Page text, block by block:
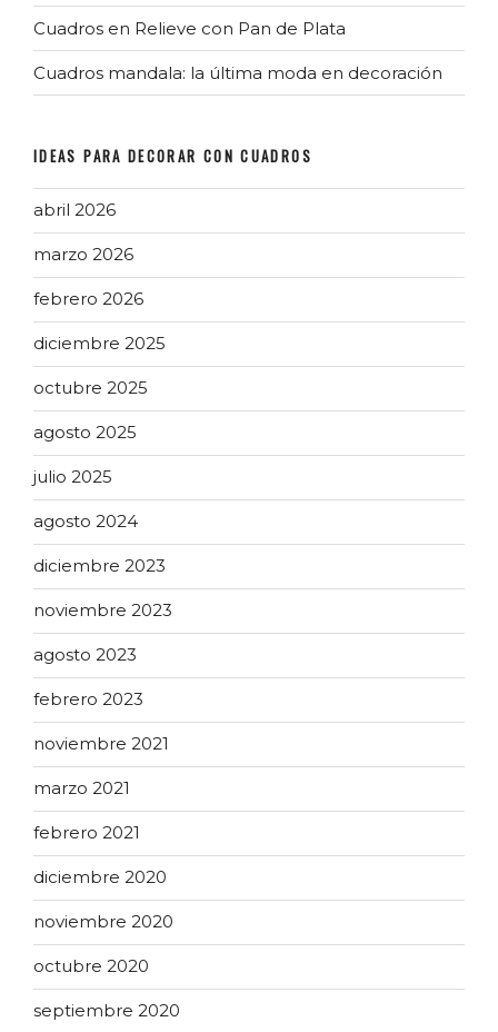
Cuadros en Relieve con Pan de Plata
Cuadros mandala: la última moda en decoración
IDEAS PARA DECORAR CON CUADROS
abril 2026
marzo 2026
febrero 2026
diciembre 2025
octubre 2025
agosto 2025
julio 2025
agosto 2024
diciembre 2023
noviembre 2023
agosto 2023
febrero 2023
noviembre 2021
marzo 2021
febrero 2021
diciembre 2020
noviembre 2020
octubre 2020
septiembre 2020